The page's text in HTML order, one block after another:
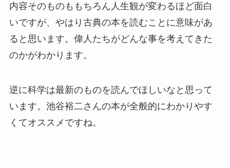
内容そのものももちろん人生観が変わるほど面白
いですが、やはり古典の本を読むことに意味があ
ると思います。偉人たちがどんな事を考えてきた
のかがわかります。
逆に科学は最新のものを読んでほしいなと思って
います。池谷裕二さんの本が全般的にわかりやす
くてオススメですね。